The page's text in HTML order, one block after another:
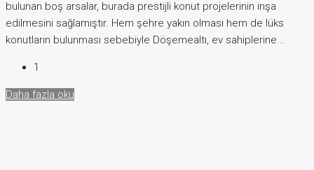
bulunan boş arsalar, burada prestijli konut projelerinin inşa
edilmesini sağlamıştır. Hem şehre yakın olması hem de lüks
konutların bulunması sebebiyle Döşemealtı, ev sahiplerine...
1
Daha fazla oku